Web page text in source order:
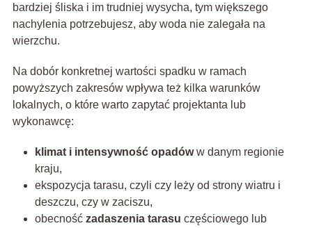
bardziej śliska i im trudniej wysycha, tym większego
nachylenia potrzebujesz, aby woda nie zalegała na
wierzchu.
Na dobór konkretnej wartości spadku w ramach
powyższych zakresów wpływa też kilka warunków
lokalnych, o które warto zapytać projektanta lub
wykonawcę:
klimat i intensywność opadóww danym regionie
kraju,
ekspozycja tarasu, czyli czy leży od strony wiatru i
deszczu, czy w zaciszu,
obecność zadaszenia tarasu częściowego lub